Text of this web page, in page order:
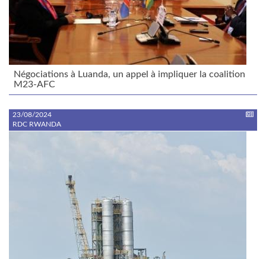
Négociations à Luanda, un appel à impliquer la coalition
M23-AFC
23/08/2024
RDC RWANDA